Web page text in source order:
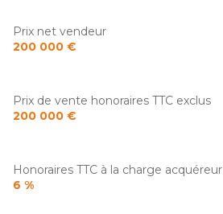
Prix net vendeur
200 000 €
Prix de vente honoraires TTC exclus
200 000 €
Honoraires TTC à la charge acquéreur
6 %